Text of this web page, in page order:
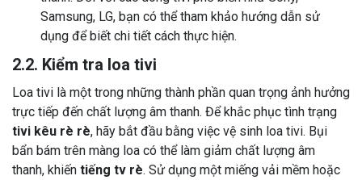
Samsung, LG, bạn có thể tham khảo hướng dẫn sử
dụng để biết chi tiết cách thực hiện.
2.2. Kiểm tra loa tivi
Loa tivi là một trong những thành phần quan trọng ảnh hưởng
trực tiếp đến chất lượng âm thanh. Để khắc phục tình trạng
tivi kêu rè rè, hãy bắt đầu bằng việc vệ sinh loa tivi. Bụi
bẩn bám trên màng loa có thể làm giảm chất lượng âm
thanh, khiến tiếng tv rè. Sử dụng một miếng vải mềm hoặc